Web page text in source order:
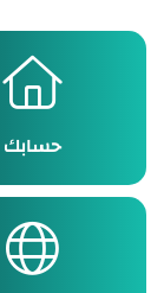
حسابك